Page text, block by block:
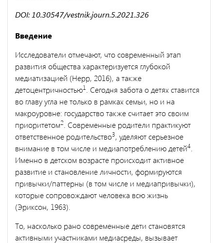
DOI: 10.30547/vestnik.journ.5.2021.326
Введение
Исследователи отмечают, что современный этап
развития общества характеризуется глубокой
медиатизацией (Hepp, 2016), а также
детоцентричностью1
. Сегодня забота о детях ставится
во главу угла не только в рамках семьи, но и на
макроуровне: государство также считает это своим
приоритетом2 . Современные родители практикуют
ответственное родительство3, уделяют серьезное
внимание в том числе и медиапотреблению детей4
Именно в детском возрасте происходит активное
развитие и становление личности, формируются
привычки/паттерны (в том числе и медиапривычки),
которые сопровождают человека всю жизнь
(Эриксон, 1963).
То, насколько рано современные дети становятся
активными участниками медиасреды, вызывает